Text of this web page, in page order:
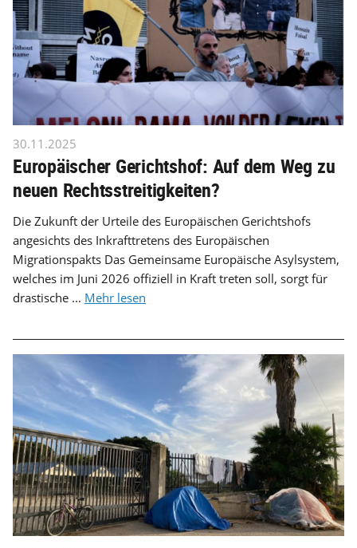
30.11.2025
Europäischer Gerichtshof: Auf dem Weg zu
neuen Rechtsstreitigkeiten?
Die Zukunft der Urteile des Europäischen Gerichtshofs
angesichts des Inkrafttretens des Europäischen
Migrationspakts Das Gemeinsame Europäische Asylsystem,
welches im Juni 2026 offiziell in Kraft treten soll, sorgt für
drastische ... Mehr lesen